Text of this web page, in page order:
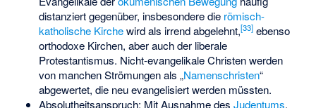
distanziert gegenüber, insbesondere die römisch-
katholische Kirchewird als irrend abgelehnt,[33]ebenso
orthodoxe Kirchen, aber auch der liberale
Protestantismus. Nicht-evangelikale Christen werden
von manchen Strömungen als „Namenschristen“
abgewertet, die neu evangelisiert werden müssten.
Absolutheitsanspruch: Mit Ausnahme des Judentums,